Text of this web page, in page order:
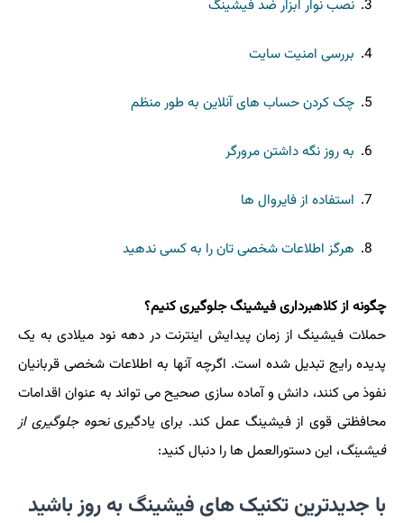
نصب نوار ابزار ضد فیشینگ
بررسی امنیت سایت
چک کردن حساب های آنلاین به طور منظم
به روز نگه داشتن مرورگر
استفاده از فایروال ها
هرگز اطلاعات شخصی تان را به کسی ندهید
چگونه از کلاهبرداری فیشینگ جلوگیری کنیم؟
حملات فیشینگ از زمان پیدایش اینترنت در دهه نود میلادی به یک
پدیده رایج تبدیل شده است. اگرچه آنها به اطلاعات شخصی قربانیان
نفوذ می کنند، دانش و آماده سازی صحیح می تواند به عنوان اقدامات
محافظتی قوی از فیشینگ عمل کند. برای یادگیرینحوه جلوگیری از
فیشینگ، این دستورالعمل ها را دنبال کنید:
با جدیدترین تکنیک های فیشینگ به روز باشید